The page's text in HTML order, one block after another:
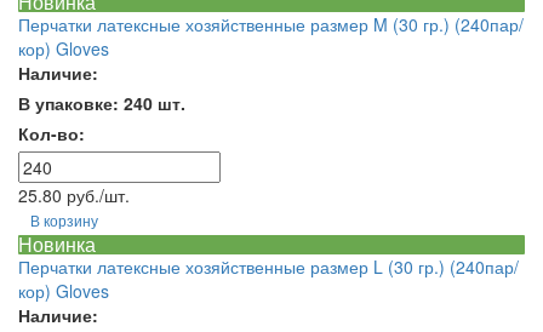
Перчатки латексные хозяйственные размер M (30 гр.) (240пар/
кор) Gloves
Наличие:
В упаковке: 240 шт.
Кол-во:
25.80 руб./шт.
В корзину
Новинка
Перчатки латексные хозяйственные размер L (30 гр.) (240пар/
кор) Gloves
Наличие: